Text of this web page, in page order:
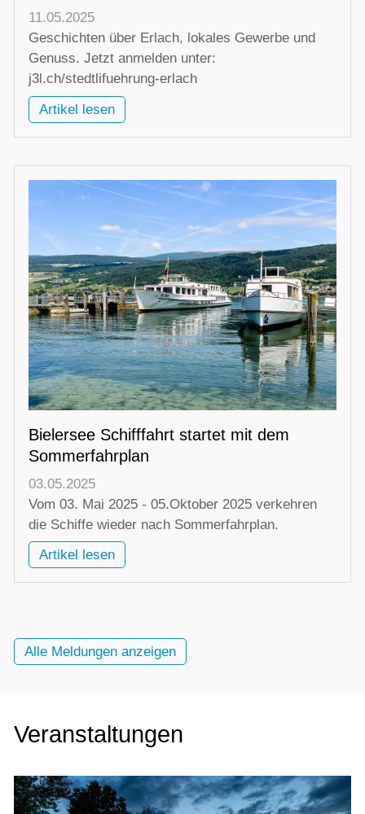
11.05.2025
Geschichten über Erlach, lokales Gewerbe und
Genuss. Jetzt anmelden unter:
j3l.ch/stedtlifuehrung-erlach
Artikel lesen
Bielersee Schifffahrt startet mit dem
Sommerfahrplan
03.05.2025
Vom 03. Mai 2025 - 05.Oktober 2025 verkehren
die Schiffe wieder nach Sommerfahrplan.
Artikel lesen
Alle Meldungen anzeigen
Veranstaltungen